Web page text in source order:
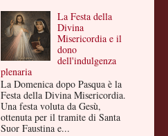
La Festa della
Divina
Misericordia e il
dono
dell'indulgenza
plenaria
La Domenica dopo Pasqua è la
Festa della Divina Misericordia.
Una festa voluta da Gesù,
ottenuta per il tramite di Santa
Suor Faustina e...